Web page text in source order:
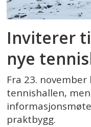
Inviterer
nye
Fra 23.
tennishallen,
praktbygg.